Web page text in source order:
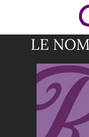
Skip to main
LE